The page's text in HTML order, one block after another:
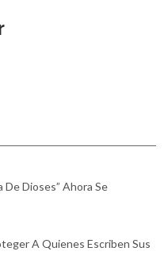
De Dioses” Ahora Se
A Quienes Escriben Sus